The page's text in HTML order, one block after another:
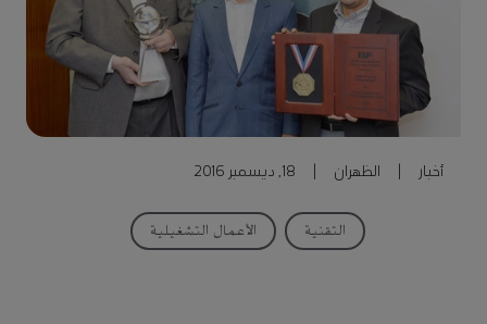
أخبار الظهران 18, ديسمبر 2016
التقنية الأعمال التشغيلية